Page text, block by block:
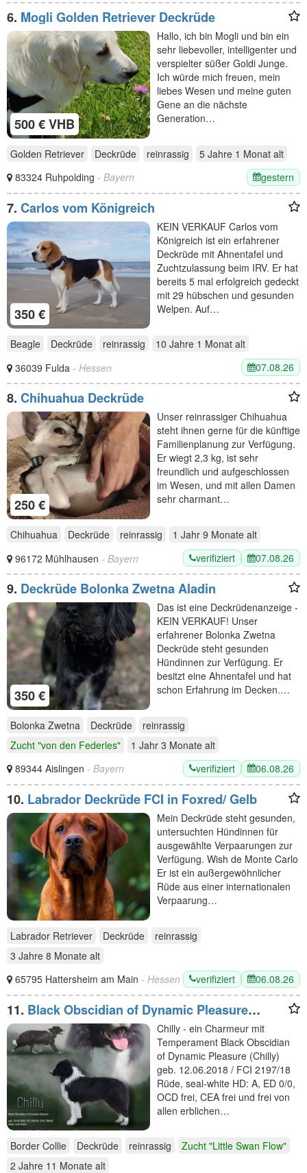
6. Mogli Golden Retriever Deckrüde
500 € VHB
Hallo, ich bin Mogli und bin ein
sehr liebevoller, intelligenter und
verspielter süßer Goldi Junge.
Ich würde mich freuen, mein
liebes Wesen und meine guten
Gene an die nächste
Generation…
Golden Retriever Deckrüde reinrassig 5 Jahre 1 Monat alt
83324 Ruhpolding - Bayern gestern
7. Carlos vom Königreich
350 €
KEIN VERKAUF Carlos vom
Königreich ist ein erfahrener
Deckrüde mit Ahnentafel und
Zuchtzulassung beim IRV. Er hat
bereits 5 mal erfolgreich gedeckt
mit 29 hübschen und gesunden
Welpen. Auf…
Beagle Deckrüde reinrassig 10 Jahre 1 Monat alt
36039 Fulda - Hessen 07.08.26
8. Chihuahua Deckrüde
250 €
Unser reinrassiger Chihuahua
steht ihnen gerne für die künftige
Familienplanung zur Verfügung.
Er wiegt 2,3 kg, ist sehr
freundlich und aufgeschlossen
im Wesen, und mit allen Damen
sehr charmant…
Chihuahua Deckrüde reinrassig 1 Jahr 9 Monate alt
96172 Mühlhausen - Bayern verifiziert 07.08.26
9. Deckrüde Bolonka Zwetna Aladin
350 €
Das ist eine Deckrüdenanzeige -
KEIN VERKAUF! Unser
erfahrener Bolonka Zwetna
Deckrüde steht gesunden
Hündinnen zur Verfügung. Er
besitzt eine Ahnentafel und hat
schon Erfahrung im Decken.…
Bolonka Zwetna Deckrüde
reinrassig
Zucht "von den Federles"
1 Jahr 3 Monate alt
89344 Aislingen - Bayern verifiziert 06.08.26
10. Labrador Deckrüde FCI in Foxred/ Gelb
Mein Deckrüde steht gesunden,
untersuchten Hündinnen für
ausgewählte Verpaarungen zur
Verfügung. Wish de Monte Carlo
Er ist ein außergewöhnlicher
Rüde aus einer internationalen
Verpaarung…
Labrador Retriever Deckrüde
reinrassig
3 Jahre 8 Monate alt
65795 Hattersheim am Main - Hessen verifiziert 06.08.26
11. Black Obscidian of Dynamic Pleasure
(Chilly)
Chilly - ein Charmeur mit
Temperament Black Obscidian
of Dynamic Pleasure (Chilly)
geb. 12.06.2018 / FCI 2197/18
Rüde, seal-white HD: A, ED 0/0,
OCD frei, CEA frei und frei von
allen erblichen…
Border Collie Deckrüde reinrassig
Zucht "Little Swan Flow"
2 Jahre 11 Monate alt